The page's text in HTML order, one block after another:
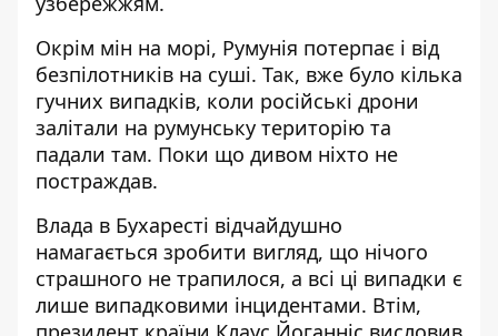
Окрім мін на морі, Румунія потерпає і від
безпілотників на суші. Так, вже було кілька
гучних випадків, коли російські дрони
залітали на румунську територію та
падали там. Поки що дивом ніхто не
постраждав.
Влада в Бухаресті відчайдушно
намагається зробити вигляд, що нічого
страшного не трапилося, а всі ці випадки є
лише випадковими інцидентами. Втім,